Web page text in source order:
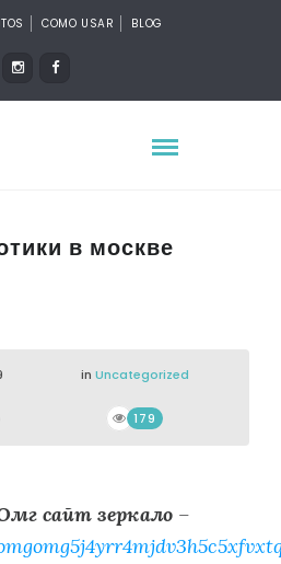
COMO USAR BLOG
в москве
in Uncategorized
179
сайт зеркало–